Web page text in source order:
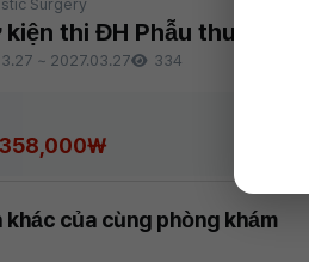
Surgery
kiện thi ĐH Phẫu thuật tạo
~ 2027.03.27 334
khác của cùng phòng khám